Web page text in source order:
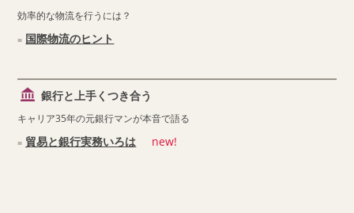
効率的な物流を行うには？
国際物流のヒント
銀行と上手くつき合う
キャリア35年の元銀行マンが本音で語る
貿易と銀行実務いろは new!